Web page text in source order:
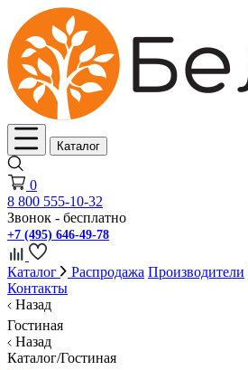
Каталог
0
8 800 555-10-32
Звонок - бесплатно
+7 (495) 646-49-78
Каталог Распродажа Производители
Контакты
Назад
Гостиная
Назад
Каталог/Гостиная